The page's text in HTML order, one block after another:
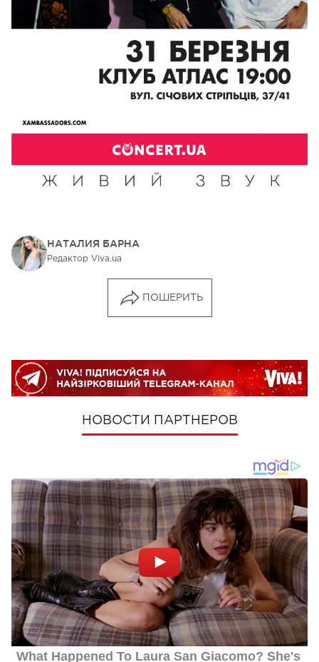
НАТАЛИЯ БАРНА
Редактор Viva.ua
ПОШЕРИТЬ
НОВОСТИ ПАРТНЕРОВ